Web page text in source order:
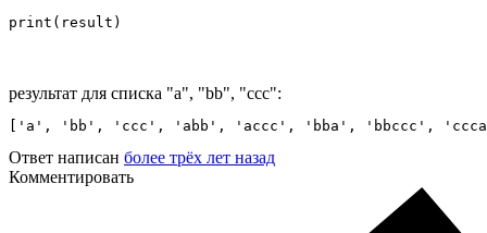
print(result)
результат для списка "a", "bb", "ccc":
['a', 'bb', 'ccc', 'abb', 'accc', 'bba', 'bbccc',
Ответ написан более трёх лет назад
Комментировать